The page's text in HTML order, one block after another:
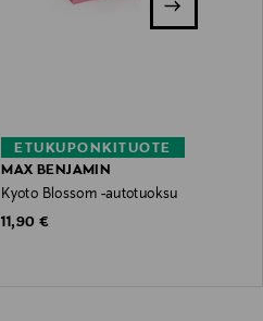
ETUKUPONKITUOTE
MAX BENJAMIN
Kyoto Blossom -autotuoksu
Original Price
11,90 €